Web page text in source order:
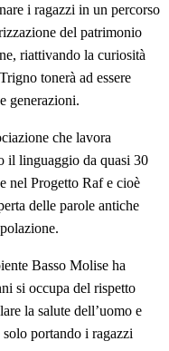
i ragazzi in un percorso
del patrimonio
riattivando la curiosità
tonerà ad essere
generazioni.
che lavora
il linguaggio da quasi 30
nel Progetto Raf e cioè
delle parole antiche
Basso Molise ha
si occupa del rispetto
la salute dell’uomo e
portando i ragazzi